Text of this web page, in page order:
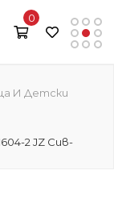
0
И Детски
2 JZ Сив-